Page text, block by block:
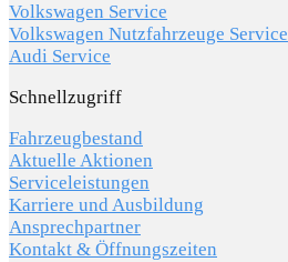
Volkswagen Service
Volkswagen Nutzfahrzeuge Service
Audi Service
Schnellzugriff
Fahrzeugbestand
Aktuelle Aktionen
Serviceleistungen
Karriere und Ausbildung
Ansprechpartner
Kontakt & Öffnungszeiten